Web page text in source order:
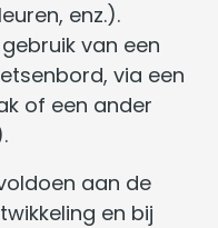
enz.).
van een
via een
of een ander
aan de
en bij